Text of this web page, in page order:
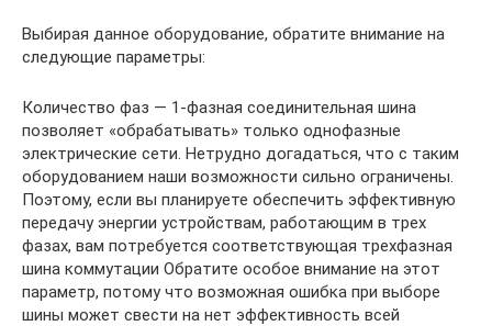
Выбирая данное оборудование, обратите внимание на
следующие параметры:
Количество фаз — 1-фазная соединительная шина
позволяет «обрабатывать» только однофазные
электрические сети. Нетрудно догадаться, что с таким
оборудованием наши возможности сильно ограничены.
Поэтому, если вы планируете обеспечить эффективную
передачу энергии устройствам, работающим в трех
фазах, вам потребуется соответствующая трехфазная
шина коммутации Обратите особое внимание на этот
параметр, потому что возможная ошибка при выборе
шины может свести на нет эффективность всей